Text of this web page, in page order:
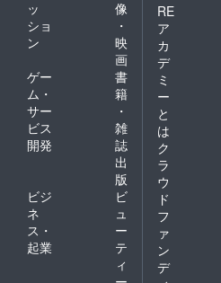
ッ
ショ
ン
像
・
映
画
ゲー
ム・
サー
ビス
開発
書
籍
・
雑
誌
出
版
ビジ
ネ
ス・
起業
ビ
ュ
ー
テ
ィ
RE
ア
カ
デ
ミ
ー
と
は
ク
ラ
ウ
ド
フ
ァ
ン
デ